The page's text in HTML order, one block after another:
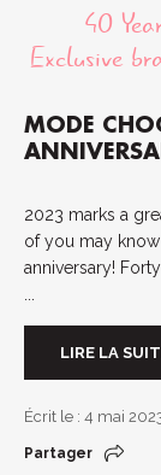
40
Exclusive
MODE
2023 marks a
of you may
anniversary!
LIRE LA
Écrit le : 4 mai
Partager